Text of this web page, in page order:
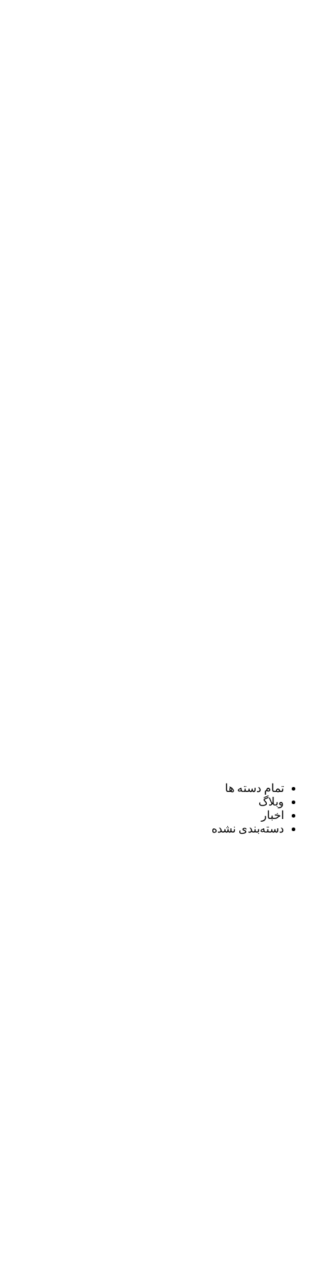
تمام دسته ها
وبلاگ
اخبار
دسته‌بندی نشده